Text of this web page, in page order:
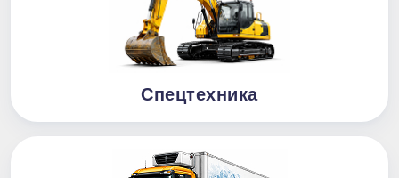
Спецтехника